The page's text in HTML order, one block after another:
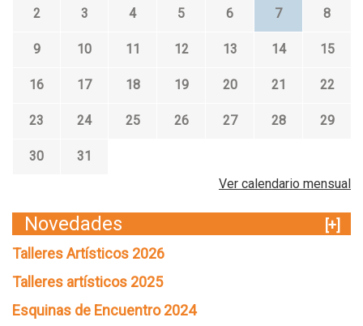
2 3 4 5 6 7 8
9 10 11 12 13 14 15
16 17 18 19 20 21 22
23 24 25 26 27 28 29
30
31
Ver calendario mensual
Novedades
[+]
Talleres Artísticos 2026
Talleres artísticos 2025
Esquinas de Encuentro 2024